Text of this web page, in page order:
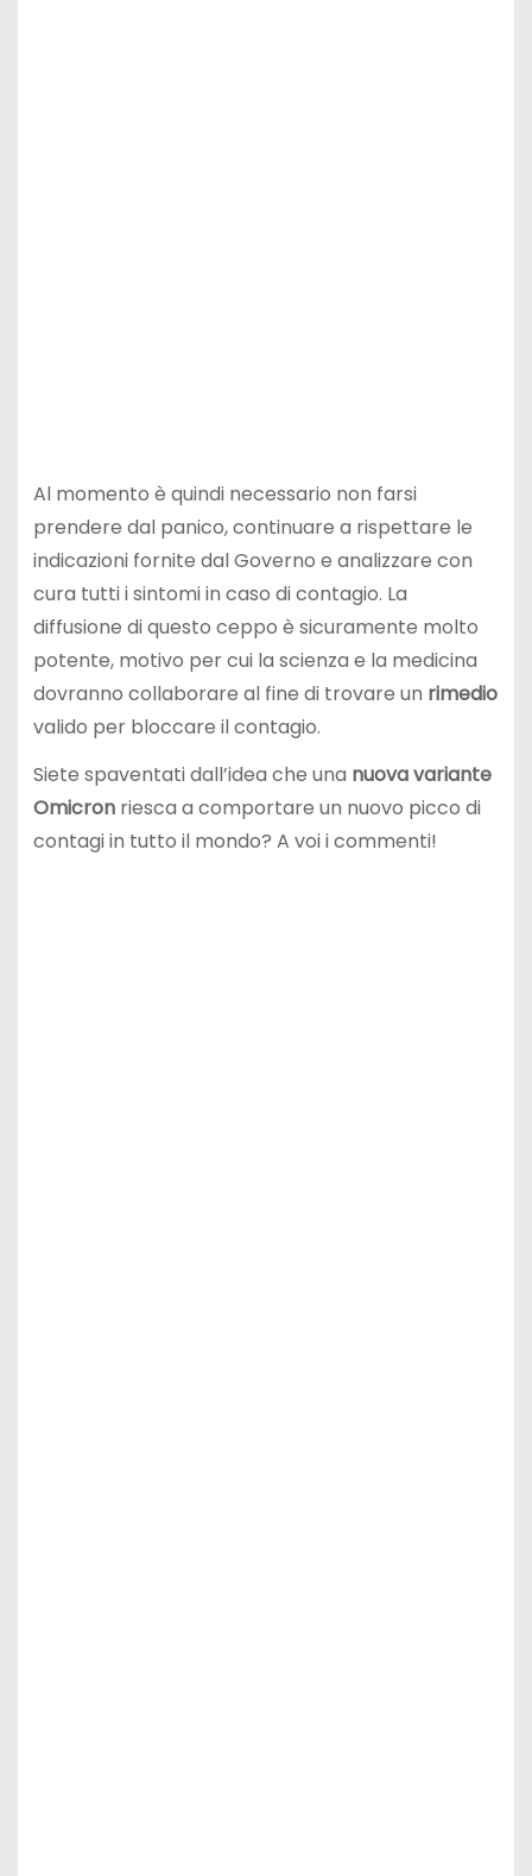
Al momento è quindi necessario non farsi
prendere dal panico, continuare a rispettare le
indicazioni fornite dal Governo e analizzare con
cura tutti i sintomi in caso di contagio. La
diffusione di questo ceppo è sicuramente molto
potente, motivo per cui la scienza e la medicina
dovranno collaborare al fine di trovare un rimedio
valido per bloccare il contagio.
Siete spaventati dall’idea che una nuova variante
Omicronriesca a comportare un nuovo picco di
contagi in tutto il mondo? A voi i commenti!